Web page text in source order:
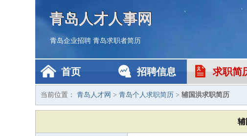
青岛人才人事网
青岛企业招聘 青岛求职者简历
首页 招聘信息 求职简
当前位置： 青岛人才网 > 青岛个人求职简历 > 辅国洪求职简历
辅